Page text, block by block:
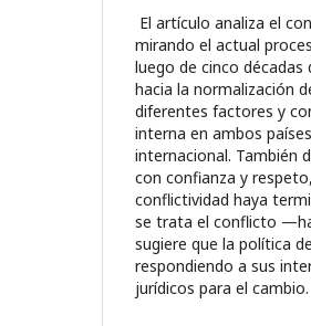
El artículo analiza el
mirando el actual
luego de cinco
hacia la normalización
diferentes factores y
interna en ambos
internacional. También
con confianza y
conflictividad haya
se trata el conflicto
sugiere que la política
respondiendo a sus
jurídicos para el cambio.